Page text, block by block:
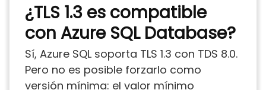
¿TLS 1.3 es compatible
con Azure SQL Database?
Sí, Azure SQL soporta TLS 1.3 con TDS 8.0.
Pero no es posible forzarlo como
versión mínima: el valor mínimo